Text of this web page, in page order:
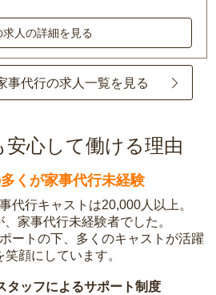
求人の詳細を見る
事代行の求人一覧を見る
安心して働ける理由
くが家事代行未経験
代行キャストは20,000人以上。
家事代行未経験者でした。
ートの下、多くのキャストが活躍
顔にしています。
タッフによるサポート制度